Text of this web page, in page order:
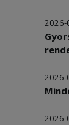
2026-
2026-
2026-